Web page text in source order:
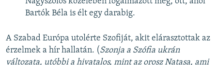
Bartók Béla is élt egy darabig.
A Szabad Európa utolérte Szofiját, akit elárasztottak az
érzelmek a hír hallatán. (Szonja a Szófia ukrán
változata, utóbbi a hivatalos, mint az orosz Natasa, ami